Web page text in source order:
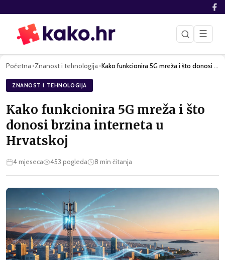
☰
Početna›Znanost i tehnologija› Kako funkcionira 5G mreža i što donosi brzina interneta u Hr…
ZNANOST I TEHNOLOGIJA
Kako funkcionira 5G mreža i što
donosi brzina interneta u
Hrvatskoj
4 mjeseca 453 pogleda 8 min čitanja